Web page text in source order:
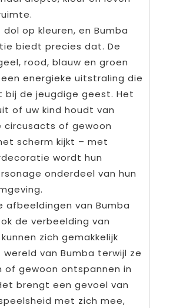
dol op kleuren, en Bumba
biedt precies dat. De
rood, blauw en groen
energieke uitstraling die
de jeugdige geest. Het
of uw kind houdt van
circusacts of gewoon
scherm kijkt – met
wordt hun
onderdeel van hun
afbeeldingen van Bumba
de verbeelding van
zich gemakkelijk
wereld van Bumba terwijl ze
of gewoon ontspannen in
brengt een gevoel van
met zich mee,